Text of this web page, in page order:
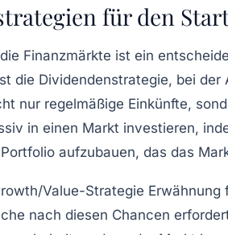
für den
Finanzmärkte ist ein
die Dividendenstrategie, bei der
nur regelmäßige Einkünfte,
in einen Markt investieren,
aufzubauen, das das
Value-Strategie Erwähnung
nach diesen Chancen